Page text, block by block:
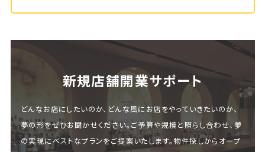
新規店舗開業サポート
どんなお店にしたいのか、どんな風にお店をやっていきたいのか、
夢の形をぜひお聞かせください。ご予算や規模と照らし合わせ、夢
の実現にベストなプランをご提案いたします。物件探しからオープ